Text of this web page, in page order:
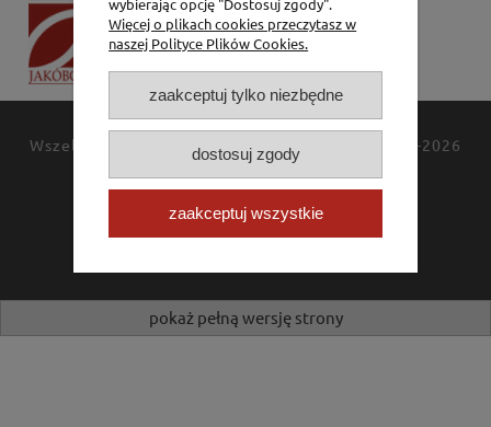
Dorota Jakóbczak
Bialska 2/4,
42-202 Częstochowa
Wszelkie prawa zastrzeżone JAKÓBCZAK
© 1994-2026
Polityka prywatności
Kontakt
pokaż pełną wersję strony
wybierając opcję "Dostosuj zgody".
Więcej o plikach cookies przeczytasz w
naszej Polityce Plików Cookies.
zaakceptuj tylko niezbędne
dostosuj zgody
zaakceptuj wszystkie